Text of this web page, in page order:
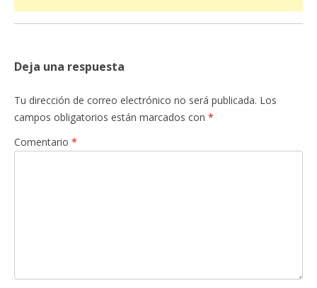
Deja una respuesta
Tu dirección de correo electrónico no será publicada. Los
campos obligatorios están marcados con *
Comentario *